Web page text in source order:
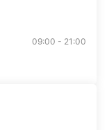
09:00 - 21:00